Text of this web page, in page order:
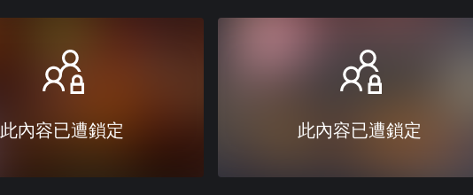
此內容已遭鎖定 此內容已遭鎖定